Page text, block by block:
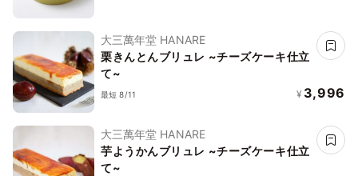
大三萬年堂 HANARE
栗きんとんブリュレ ~チーズケーキ仕立
て~
最短 8/11 ¥ 3,996
大三萬年堂 HANARE
芋ようかんブリュレ ~チーズケーキ仕立
て~